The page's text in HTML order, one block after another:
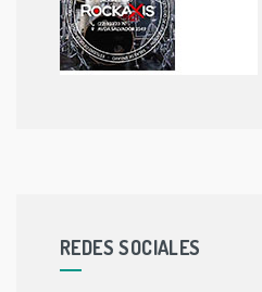
REDES SOCIALES